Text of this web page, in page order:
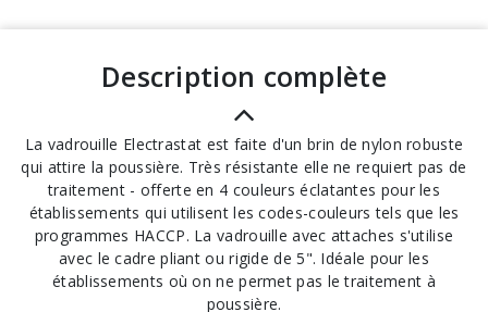
description complète
La vadrouille Electrastat est faite d'un brin de nylon robuste
qui attire la poussière. Très résistante elle ne requiert pas de
traitement - offerte en 4 couleurs éclatantes pour les
établissements qui utilisent les codes-couleurs tels que les
programmes HACCP. La vadrouille avec attaches s'utilise
avec le cadre pliant ou rigide de 5". Idéale pour les
établissements où on ne permet pas le traitement à
poussière.